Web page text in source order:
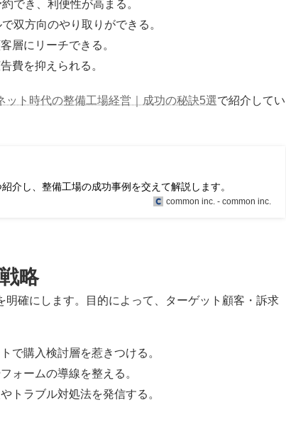
でき、利便性が高まる。
双方向のやり取りができる。
層にリーチできる。
費を抑えられる。
ット時代の整備工場経営｜成功の秘訣5選で紹介してい
介し、整備工場の成功事例を交えて解説します。
common inc. - common inc.
略
確にします。目的によって、ターゲット顧客・訴求
で購入検討層を惹きつける。
ォームの導線を整える。
トラブル対処法を発信する。